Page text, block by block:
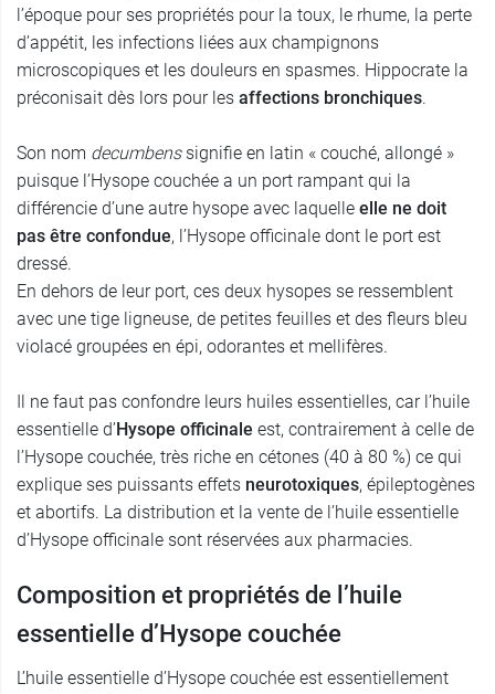
l’époque pour ses propriétés pour la toux, le rhume, la perte
d’appétit, les infections liées aux champignons
microscopiques et les douleurs en spasmes. Hippocrate la
préconisait dès lors pour les affections bronchiques.
Son nom decumbenssignifie en latin « couché, allongé »
puisque l’Hysope couchée a un port rampant qui la
différencie d’une autre hysope avec laquelle elle ne doit
pas être confondue, l’Hysope officinale dont le port est
dressé.
En dehors de leur port, ces deux hysopes se ressemblent
avec une tige ligneuse, de petites feuilles et des fleurs bleu
violacé groupées en épi, odorantes et mellifères.
Il ne faut pas confondre leurs huiles essentielles, car l’huile
essentielle d’Hysope officinale est, contrairement à celle de
l’Hysope couchée, très riche en cétones (40 à 80 %) ce qui
explique ses puissants effets neurotoxiques, épileptogènes
et abortifs. La distribution et la vente de l’huile essentielle
d’Hysope officinale sont réservées aux pharmacies.
Composition et propriétés de l’huile
essentielle d’Hysope couchée
L’huile essentielle d’Hysope couchée est essentiellement